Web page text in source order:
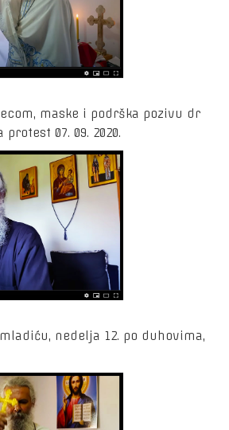
maske i podrška pozivu dr
07. 09. 2020.
nedelja 12. po duhovima,